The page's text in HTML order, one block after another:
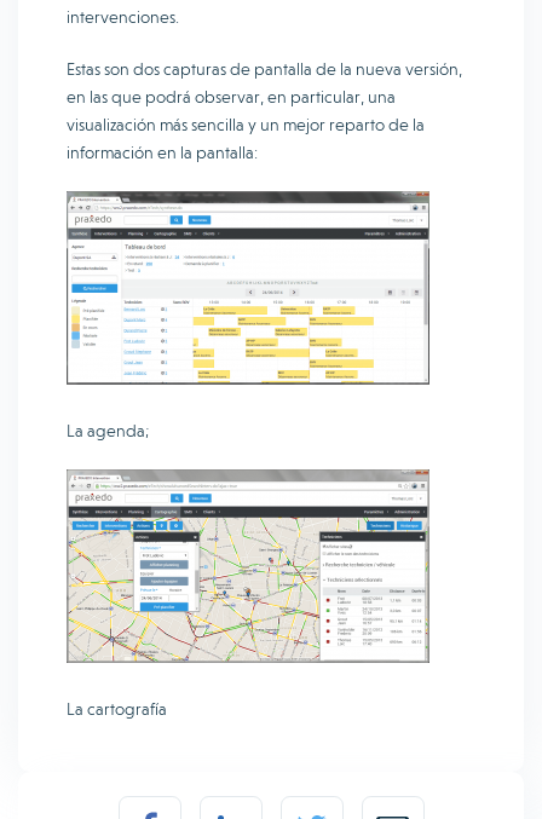
intervenciones.
Estas son dos capturas de pantalla de la nueva versión,
en las que podrá observar, en particular, una
visualización más sencilla y un mejor reparto de la
información en la pantalla:
La agenda;
La cartografía